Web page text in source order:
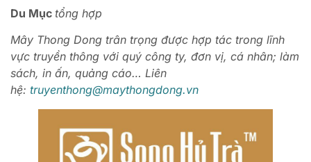
Du Mục tổng hợp
Mây Thong Dong trân trọng được hợp tác trong lĩnh
vực truyền thông với quý công ty, đơn vị, cá nhân; làm
sách, in ấn, quảng cáo… Liên
hệ: truyenthong@maythongdong.vn